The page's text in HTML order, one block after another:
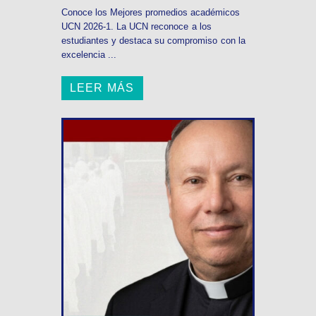
Conoce los Mejores promedios académicos
UCN 2026-1. La UCN reconoce a los
estudiantes y destaca su compromiso con la
excelencia ...
LEER MÁS